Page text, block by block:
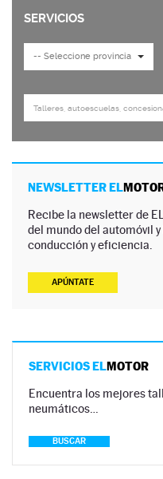
NEWSLETTER EL
Recibe la newsletter de
del mundo del automóvil
conducción y eficiencia.
APÚNTATE
SERVICIOS ELMOTOR
Encuentra los mejores
neumáticos…
BUSCAR